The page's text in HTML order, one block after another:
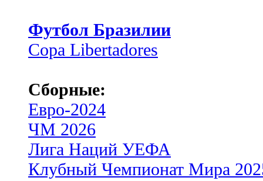
Футбол Бразилии
Copa Libertadores
Сборные:
Евро-2024
ЧМ 2026
Лига Наций УЕФА
Клубный Чемпионат Мира